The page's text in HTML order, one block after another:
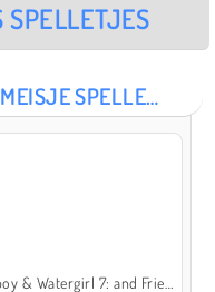
SPELLETJES
VUURJONGEN EN WATERMEISJE SPELLETJES